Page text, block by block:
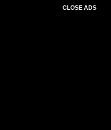
CLOSE ADS